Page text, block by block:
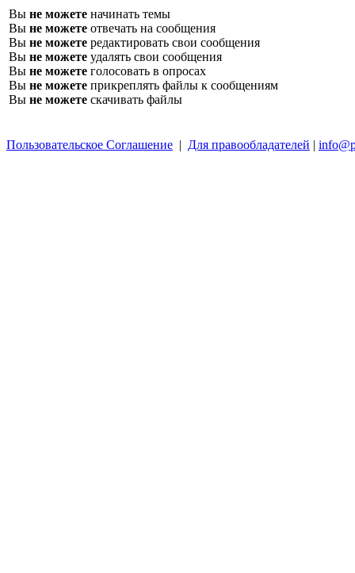
Вы не можете начинать темы
Вы не можете отвечать на сообщения
Вы не можете редактировать свои сообщения
Вы не можете удалять свои сообщения
Вы не можете голосовать в опросах
Вы не можете прикреплять файлы к сообщениям
Вы не можете скачивать файлы
Пользовательское Соглашение | Для правообладателей |